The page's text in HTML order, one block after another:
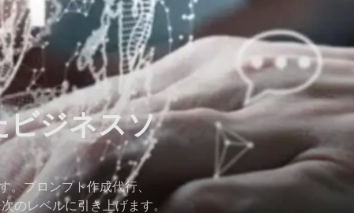
ビジネスソ
。プロンプト作成代行、
のレベルに引き上げます。